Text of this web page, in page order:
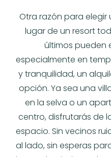
Otra razón para
lugar de un resort
últimos pueden
especialmente en
y tranquilidad, un
opción. Ya sea una
en la selva o un
centro, disfrutarás de
espacio. Sin vecinos
al lado, sin esperas